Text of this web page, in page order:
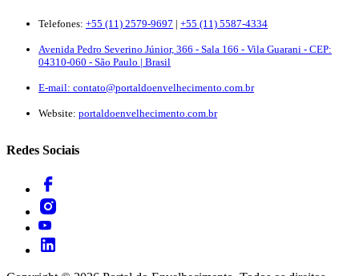
Telefones: +55 (11) 2579-9697 | +55 (11) 5587-4334
Avenida Pedro Severino Júnior, 366 - Sala 166 - Vila Guarani - CEP:
04310-060 - São Paulo | Brasil
E-mail: contato@portaldoenvelhecimento.com.br
Website: portaldoenvelhecimento.com.br
Redes Sociais